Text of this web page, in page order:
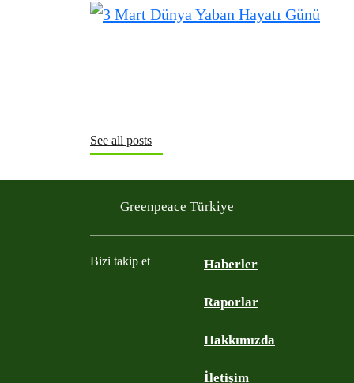
See all posts
Greenpeace Türkiye
Bizi takip et Haberler
Raporlar
Hakkımızda
İletişim